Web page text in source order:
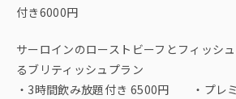
付き6000円
サーロインのローストビーフとフィッシ
るブリティッシュプラン
・3時間飲み放題付き 6500円 ・プレ